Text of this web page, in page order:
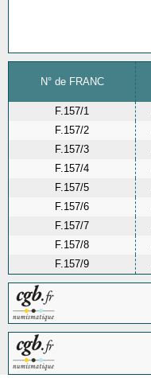
N° de FRANC
F.157/1
F.157/2
F.157/3
F.157/4
F.157/5
F.157/6
F.157/7
F.157/8
F.157/9